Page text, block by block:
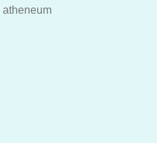
atheneum